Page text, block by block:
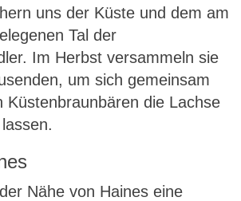
uns der Küste und dem am
Tal der
Im Herbst versammeln sie
um sich gemeinsam
Küstenbraunbären die Lachse
Nähe von Haines eine